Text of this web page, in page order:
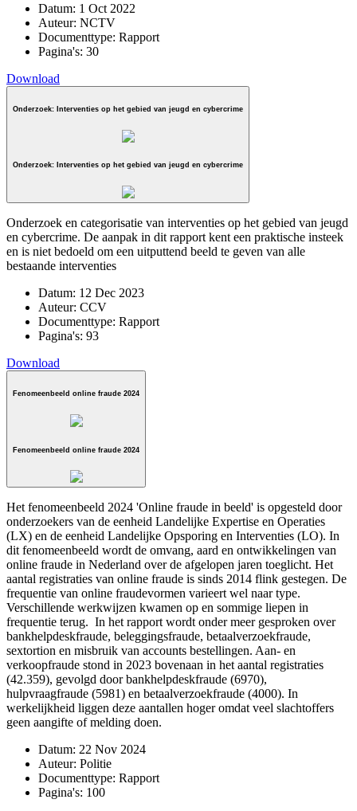
Datum: 1 Oct 2022
Auteur: NCTV
Documenttype: Rapport
Pagina's: 30
Download
Onderzoek: Interventies op het gebied van jeugd en cybercrime
Onderzoek: Interventies op het gebied van jeugd en cybercrime
Onderzoek en categorisatie van interventies op het gebied van jeugd
en cybercrime. De aanpak in dit rapport kent een praktische insteek
en is niet bedoeld om een uitputtend beeld te geven van alle
bestaande interventies
Datum: 12 Dec 2023
Auteur: CCV
Documenttype: Rapport
Pagina's: 93
Download
Fenomeenbeeld online fraude 2024
Fenomeenbeeld online fraude 2024
Het fenomeenbeeld 2024 'Online fraude in beeld' is opgesteld door
onderzoekers van de eenheid Landelijke Expertise en Operaties
(LX) en de eenheid Landelijke Opsporing en Interventies (LO). In
dit fenomeenbeeld wordt de omvang, aard en ontwikkelingen van
online fraude in Nederland over de afgelopen jaren toeglicht. Het
aantal registraties van online fraude is sinds 2014 flink gestegen. De
frequentie van online fraudevormen varieert wel naar type.
Verschillende werkwijzen kwamen op en sommige liepen in
frequentie terug. In het rapport wordt onder meer gesproken over
bankhelpdeskfraude, beleggingsfraude, betaalverzoekfraude,
sextortion en misbruik van accounts bestellingen. Aan- en
verkoopfraude stond in 2023 bovenaan in het aantal registraties
(42.359), gevolgd door bankhelpdeskfraude (6970),
hulpvraagfraude (5981) en betaalverzoekfraude (4000). In
werkelijkheid liggen deze aantallen hoger omdat veel slachtoffers
geen aangifte of melding doen.
Datum: 22 Nov 2024
Auteur: Politie
Documenttype: Rapport
Pagina's: 100